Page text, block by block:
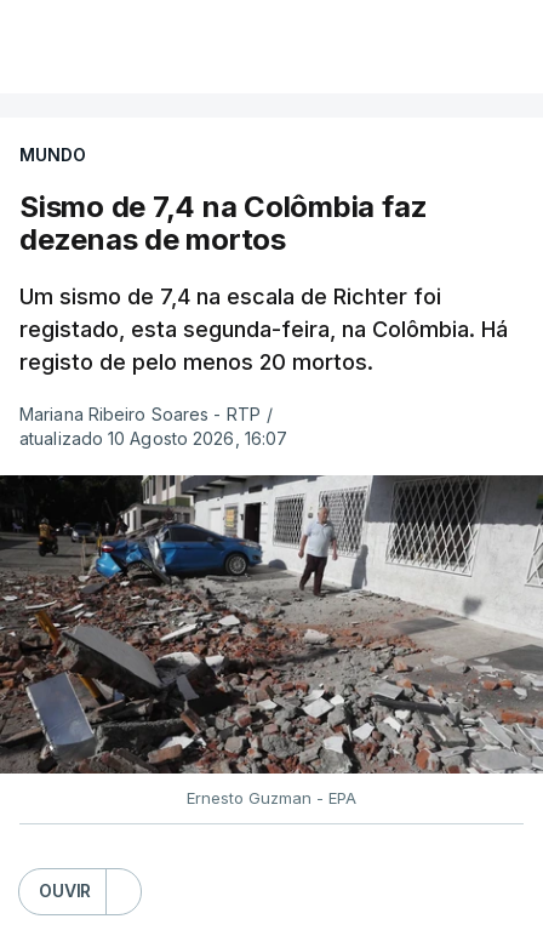
MUNDO
Sismo de 7,4 na Colômbia faz
dezenas de mortos
Um sismo de 7,4 na escala de Richter foi
registado, esta segunda-feira, na Colômbia. Há
registo de pelo menos 20 mortos.
Mariana Ribeiro Soares - RTP /
atualizado 10 Agosto 2026, 16:07
Ernesto Guzman - EPA
OUVIR